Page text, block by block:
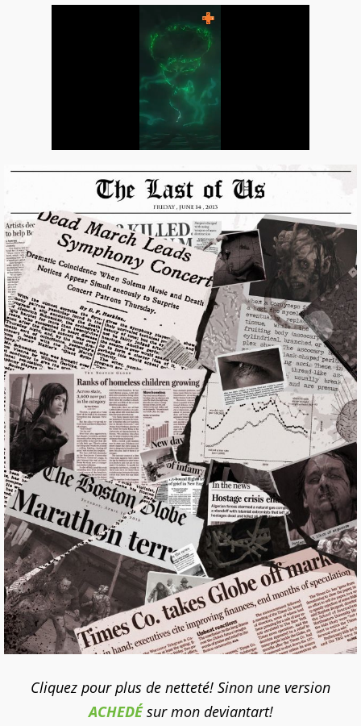
Cliquez pour plus de netteté! Sinon une version
ACHEDÉsur mon deviantart!